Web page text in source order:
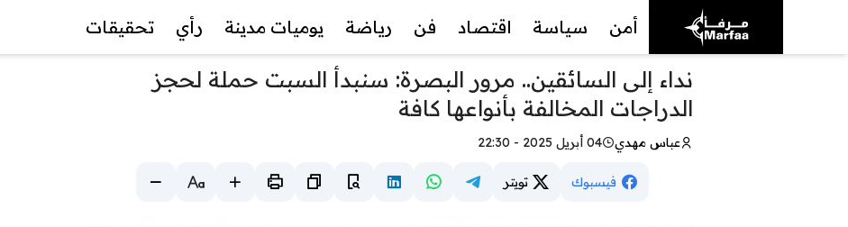
أمن سياسة اقتصاد فن رياضة يوميات مدينة رأي تحقيقات
نداء إلى السائقين.. مرور البصرة: سنبدأ السبت حملة لحجز
الدراجات المخالفة بأنواعها كافة
عباس مهدي 04 أبريل 2025 - 22:30
فيسبوك تويتر